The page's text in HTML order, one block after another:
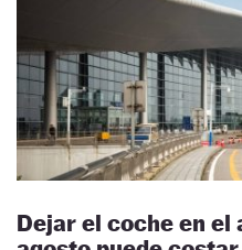
Dejar el coche en